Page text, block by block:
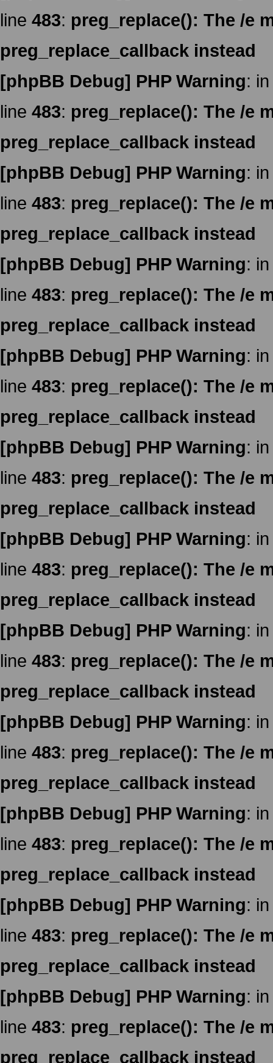
line 483: preg_replace(): The /e
preg_replace_callback instead
[phpBB Debug] PHP Warning:
line 483: preg_replace(): The /e
preg_replace_callback instead
[phpBB Debug] PHP Warning:
line 483: preg_replace(): The /e
preg_replace_callback instead
[phpBB Debug] PHP Warning:
line 483: preg_replace(): The /e
preg_replace_callback instead
[phpBB Debug] PHP Warning:
line 483: preg_replace(): The /e
preg_replace_callback instead
[phpBB Debug] PHP Warning:
line 483: preg_replace(): The /e
preg_replace_callback instead
[phpBB Debug] PHP Warning:
line 483: preg_replace(): The /e
preg_replace_callback instead
[phpBB Debug] PHP Warning:
line 483: preg_replace(): The /e
preg_replace_callback instead
[phpBB Debug] PHP Warning:
line 483: preg_replace(): The /e
preg_replace_callback instead
[phpBB Debug] PHP Warning:
line 483: preg_replace(): The /e
preg_replace_callback instead
[phpBB Debug] PHP Warning:
line 483: preg_replace(): The /e
preg_replace_callback instead
[phpBB Debug] PHP Warning:
line 483: preg_replace(): The /e
preg_replace_callback instead